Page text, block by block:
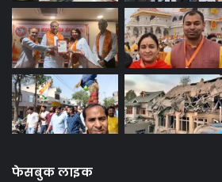
फेसबुक लाइक